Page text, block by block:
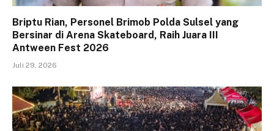
Briptu Rian, Personel Brimob Polda Sulsel yang
Bersinar di Arena Skateboard, Raih Juara III
Antween Fest 2026
Juli 29, 2026